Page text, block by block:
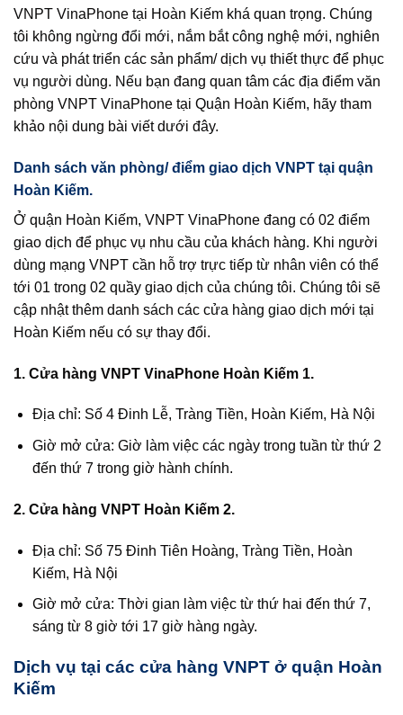
VNPT VinaPhone tại Hoàn Kiếm khá quan trọng. Chúng
tôi không ngừng đổi mới, nắm bắt công nghệ mới, nghiên
cứu và phát triển các sản phẩm/ dịch vụ thiết thực để phục
vụ người dùng. Nếu bạn đang quan tâm các địa điểm văn
phòng VNPT VinaPhone tại Quận Hoàn Kiếm, hãy tham
khảo nội dung bài viết dưới đây.
Danh sách văn phòng/ điểm giao dịch VNPT tại quận
Hoàn Kiếm.
Ở quận Hoàn Kiếm, VNPT VinaPhone đang có 02 điểm
giao dịch để phục vụ nhu cầu của khách hàng. Khi người
dùng mạng VNPT cần hỗ trợ trực tiếp từ nhân viên có thể
tới 01 trong 02 quầy giao dịch của chúng tôi. Chúng tôi sẽ
cập nhật thêm danh sách các cửa hàng giao dịch mới tại
Hoàn Kiếm nếu có sự thay đổi.
1. Cửa hàng VNPT VinaPhone Hoàn Kiếm 1.
Địa chỉ: Số 4 Đinh Lễ, Tràng Tiền, Hoàn Kiếm, Hà Nội
Giờ mở cửa: Giờ làm việc các ngày trong tuần từ thứ 2
đến thứ 7 trong giờ hành chính.
2. Cửa hàng VNPT Hoàn Kiếm 2.
Địa chỉ: Số 75 Đinh Tiên Hoàng, Tràng Tiền, Hoàn
Kiếm, Hà Nội
Giờ mở cửa: Thời gian làm việc từ thứ hai đến thứ 7,
sáng từ 8 giờ tới 17 giờ hàng ngày.
Dịch vụ tại các cửa hàng VNPT ở quận Hoàn
Kiếm